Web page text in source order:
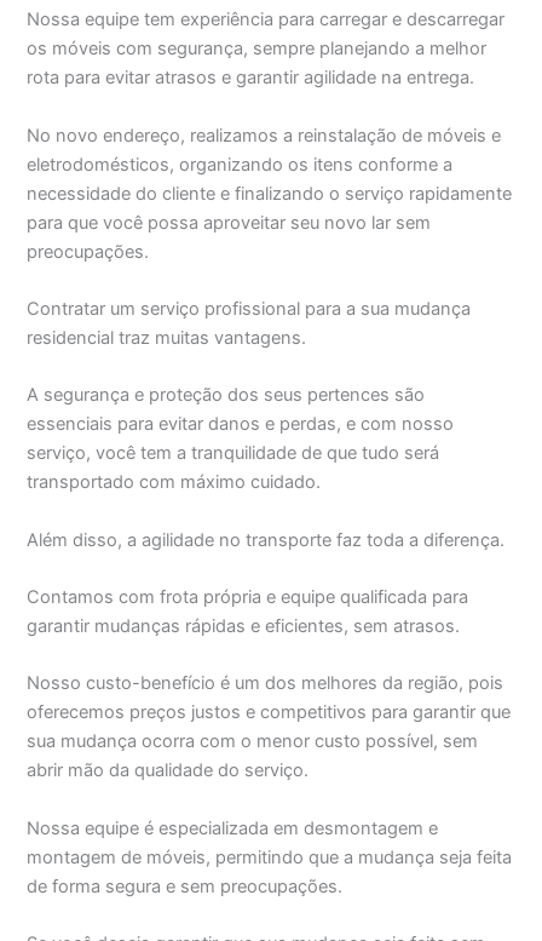
Nossa equipe tem experiência para carregar e descarregar
os móveis com segurança, sempre planejando a melhor
rota para evitar atrasos e garantir agilidade na entrega.
No novo endereço, realizamos a reinstalação de móveis e
eletrodomésticos, organizando os itens conforme a
necessidade do cliente e finalizando o serviço rapidamente
para que você possa aproveitar seu novo lar sem
preocupações.
Contratar um serviço profissional para a sua mudança
residencial traz muitas vantagens.
A segurança e proteção dos seus pertences são
essenciais para evitar danos e perdas, e com nosso
serviço, você tem a tranquilidade de que tudo será
transportado com máximo cuidado.
Além disso, a agilidade no transporte faz toda a diferença.
Contamos com frota própria e equipe qualificada para
garantir mudanças rápidas e eficientes, sem atrasos.
Nosso custo-benefício é um dos melhores da região, pois
oferecemos preços justos e competitivos para garantir que
sua mudança ocorra com o menor custo possível, sem
abrir mão da qualidade do serviço.
Nossa equipe é especializada em desmontagem e
montagem de móveis, permitindo que a mudança seja feita
de forma segura e sem preocupações.